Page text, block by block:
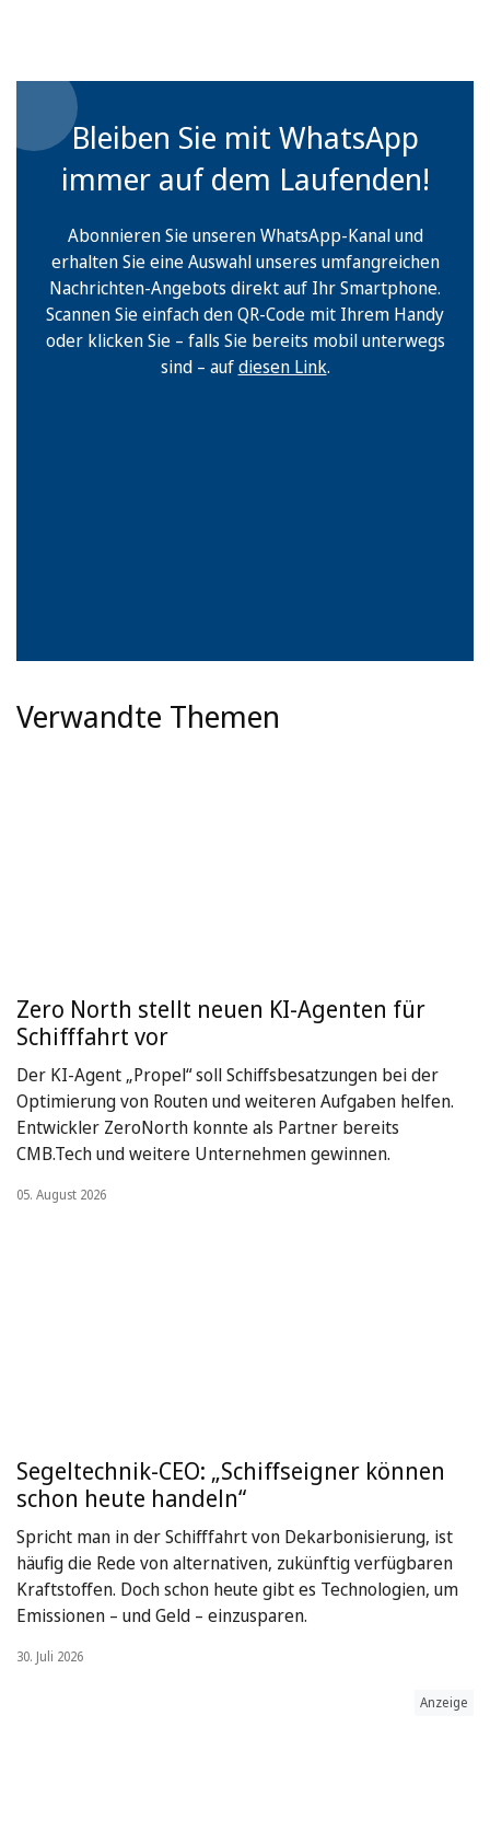
Bleiben Sie mit WhatsApp
immer auf dem Laufenden!
Abonnieren Sie unseren WhatsApp-Kanal und
erhalten Sie eine Auswahl unseres umfangreichen
Nachrichten-Angebots direkt auf Ihr Smartphone.
Scannen Sie einfach den QR-Code mit Ihrem Handy
oder klicken Sie – falls Sie bereits mobil unterwegs
sind – aufdiesen Link.
Verwandte Themen
Zero North stellt neuen KI-Agenten für
Schifffahrt vor
Der KI-Agent „Propel“ soll Schiffsbesatzungen bei der
Optimierung von Routen und weiteren Aufgaben helfen.
Entwickler ZeroNorth konnte als Partner bereits
CMB.Tech und weitere Unternehmen gewinnen.
05. August 2026
Segeltechnik-CEO: „Schiffseigner können
schon heute handeln“
Spricht man in der Schifffahrt von Dekarbonisierung, ist
häufig die Rede von alternativen, zukünftig verfügbaren
Kraftstoffen. Doch schon heute gibt es Technologien, um
Emissionen – und Geld – einzusparen.
30. Juli 2026
Anzeige